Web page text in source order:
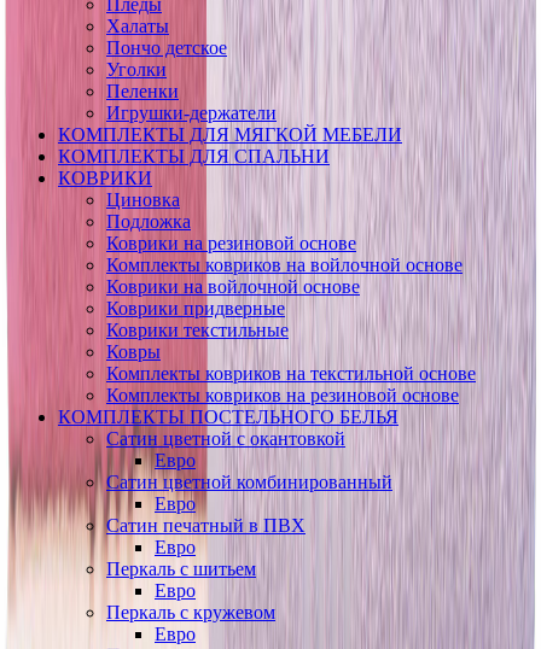
Халаты
Пончо детское
Уголки
Пеленки
Игрушки-держатели
КОМПЛЕКТЫ ДЛЯ МЯГКОЙ МЕБЕЛИ
КОМПЛЕКТЫ ДЛЯ СПАЛЬНИ
КОВРИКИ
Циновка
Подложка
Коврики на резиновой основе
Комплекты ковриков на войлочной основе
Коврики на войлочной основе
Коврики придверные
Коврики текстильные
Ковры
Комплекты ковриков на текстильной основе
Комплекты ковриков на резиновой основе
КОМПЛЕКТЫ ПОСТЕЛЬНОГО БЕЛЬЯ
Сатин цветной с окантовкой
Евро
Сатин цветной комбинированный
Евро
Сатин печатный в ПВХ
Евро
Перкаль с шитьем
Евро
Перкаль с кружевом
Евро